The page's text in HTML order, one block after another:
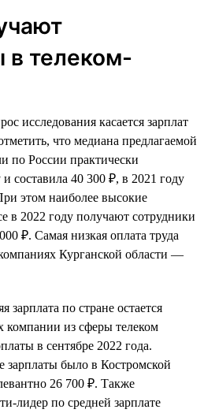
в телеком-
исследования касается зарплат
что медиана предлагаемой
по России практически
составила 40 300 ₽, в 2021 году
этом наиболее высокие
в 2022 году получают сотрудники
₽. Самая низкая оплата труда
Курганской области —
зарплата по стране остается
компании из сферы телеком
в сентябре 2022 года.
зарплаты было в Костромской
26 700 ₽. Также
лидер по средней зарплате